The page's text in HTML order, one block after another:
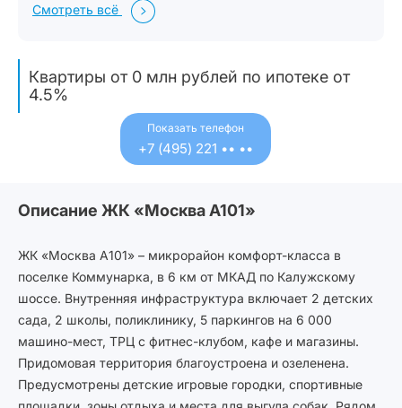
Смотреть всё
Квартиры от 0 млн рублей по ипотеке от
4.5%
Показать телефон
+7 (495) 221 •• ••
Описание ЖК «Москва А101»
ЖК «Москва А101» – микрорайон комфорт-класса в
поселке Коммунарка, в 6 км от МКАД по Калужскому
шоссе. Внутренняя инфраструктура включает 2 детских
сада, 2 школы, поликлинику, 5 паркингов на 6 000
машино-мест, ТРЦ с фитнес-клубом, кафе и магазины.
Придомовая территория благоустроена и озеленена.
Предусмотрены детские игровые городки, спортивные